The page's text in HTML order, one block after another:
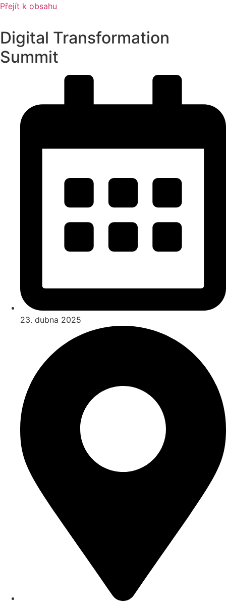
Přejít k obsahu
Digital Transformation
Summit
23. dubna 2025